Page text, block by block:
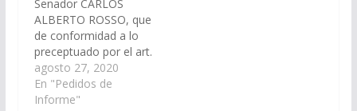
Ministerio de
Educación, Ciencia y
Tecnología para…
Senador CARLOS
ALBERTO ROSSO, que
de conformidad a lo
preceptuado por el art.
116 de la Constitución
de la Provincia de Salta
y el art. 149 del
agosto 27, 2020
En "Pedidos de
Informe"